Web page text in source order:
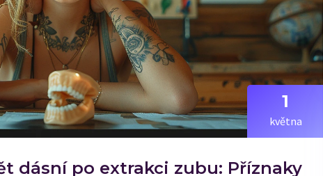
1
května
dásní po extrakci zubu: Příznaky